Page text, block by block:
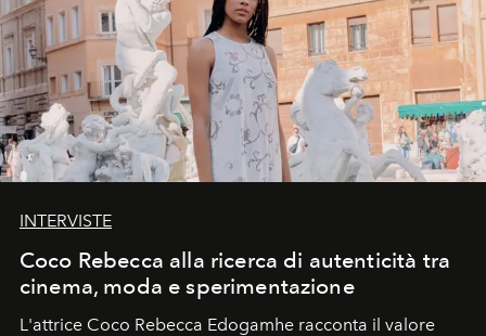
INTERVISTE
Coco Rebecca alla ricerca di autenticità tra
cinema, moda e sperimentazione
L'attrice Coco Rebecca Edogamhe racconta il valore